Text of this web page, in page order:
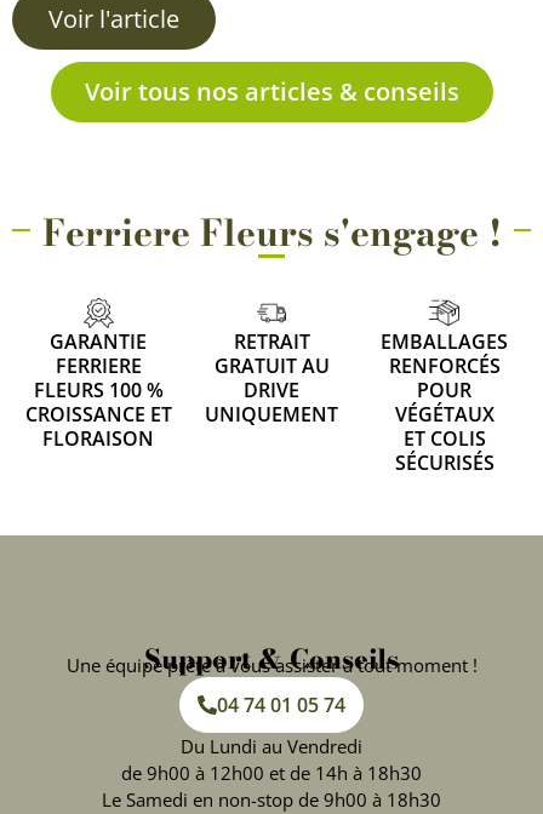
Voir l'article
Voir tous nos articles & conseils
Ferriere Fleurs s'engage !
GARANTIE
FERRIERE
FLEURS 100 %
CROISSANCE ET
FLORAISON
RETRAIT
GRATUIT AU
DRIVE
UNIQUEMENT
EMBALLAGES
RENFORCÉS
POUR
VÉGÉTAUX
ET COLIS
SÉCURISÉS
Support & Conseils
Une équipe prête à vous assister à tout moment !
04 74 01 05 74
Du Lundi au Vendredi
de 9h00 à 12h00 et de 14h à 18h30
Le Samedi en non-stop de 9h00 à 18h30